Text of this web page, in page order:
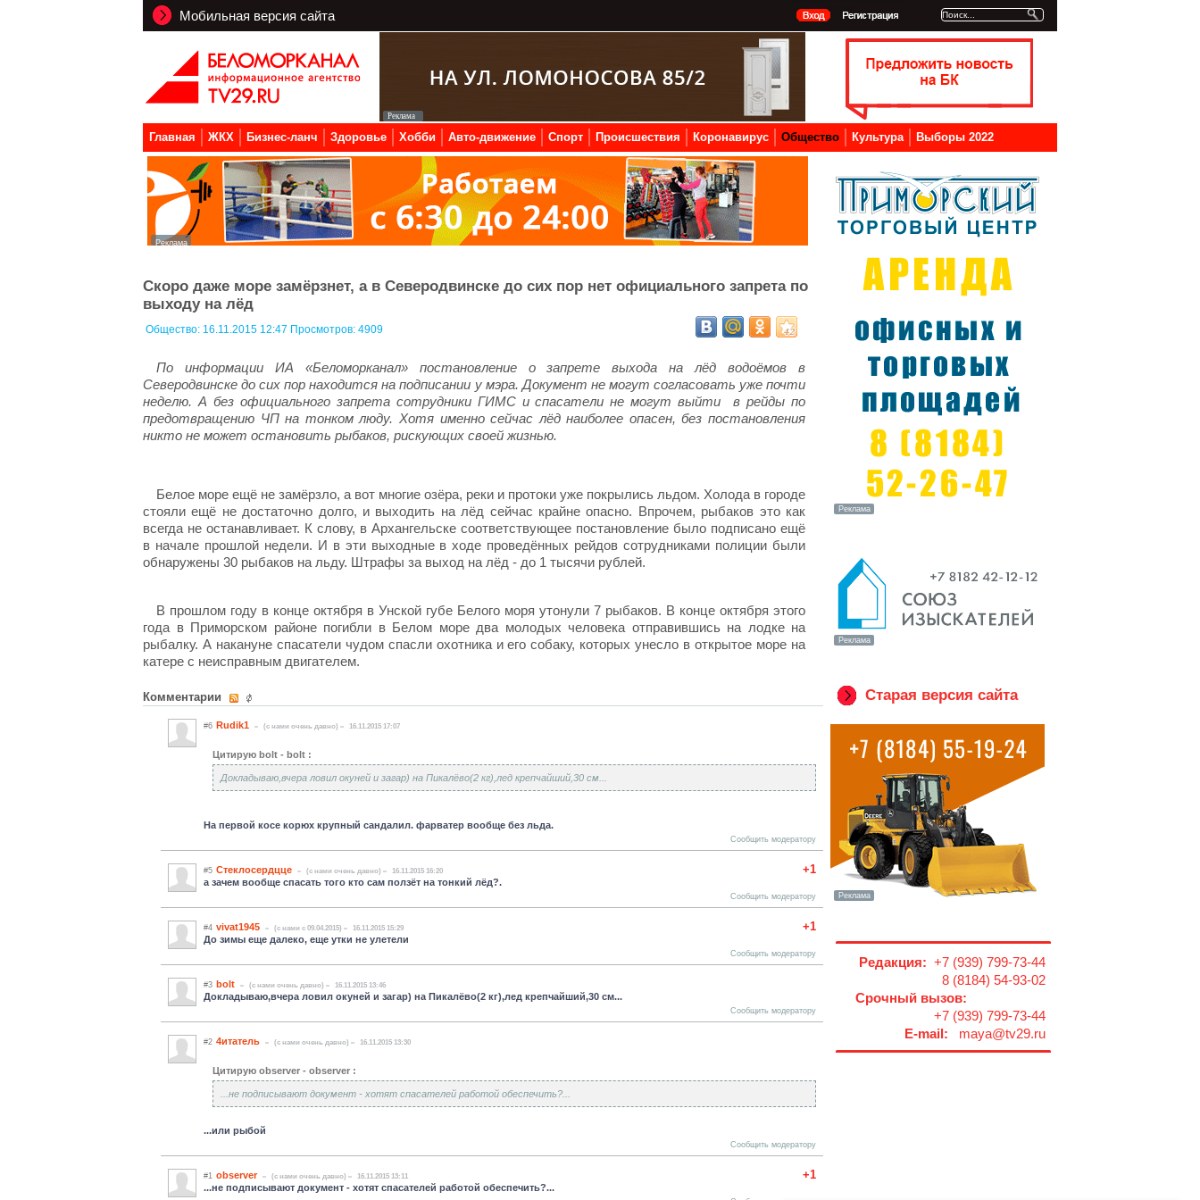
Мобильная версия сайта
Главная ЖКХ Бизнес-ланч Здоровье Хобби Авто-движение Спорт Происшествия Коронавирус Общество Культура Выборы 2022
Скоро даже море замёрзнет, а в Северодвинске до сих пор нет официального запрета по
выходу на лёд
Общество: 16.11.2015 12:47 Просмотров: 4909
По информации ИА «Беломорканал» постановление о запрете выхода на лёд водоёмов в
Северодвинске до сих пор находится на подписании у мэра. Документ не могут согласовать уже почти
неделю. А без официального запрета сотрудники ГИМС и спасатели не могут выйти в рейды по
предотвращению ЧП на тонком люду. Хотя именно сейчас лёд наиболее опасен, без постановления
никто не может остановить рыбаков, рискующих своей жизнью.
Белое море ещё не замёрзло, а вот многие озёра, реки и протоки уже покрылись льдом. Холода в городе
стояли ещё не достаточно долго, и выходить на лёд сейчас крайне опасно. Впрочем, рыбаков это как
всегда не останавливает. К слову, в Архангельске соответствующее постановление было подписано ещё
в начале прошлой недели. И в эти выходные в ходе проведённых рейдов сотрудниками полиции были
обнаружены 30 рыбаков на льду. Штрафы за выход на лёд - до 1 тысячи рублей.
В прошлом году в конце октября в Унской губе Белого моря утонули 7 рыбаков. В конце октября этого
года в Приморском районе погибли в Белом море два молодых человека отправившись на лодке на
рыбалку. А накануне спасатели чудом спасли охотника и его собаку, которых унесло в открытое море на
катере с неисправным двигателем.
Комментарии
#6 Rudik1 (c нами очень давно) 16.11.2015 17:07
Цитирую bolt - bolt :
Докладываю,вчера ловил окуней и загар) на Пикалёво(2 кг),лед крепчайший,30 см...
На первой косе корюх крупный сандалил. фарватер вообще без льда.
Сообщить модератору
+1
#5 Стеклосердцце (c нами очень давно) 16.11.2015 16:20
а зачем вообще спасать того кто сам ползёт на тонкий лёд?.
Сообщить модератору
+1
#4 vivat1945 (c нами с 09.04.2015) 16.11.2015 15:29
До зимы еще далеко, еще утки не улетели
Сообщить модератору
#3 bolt (c нами очень давно) 16.11.2015 13:46
Докладываю,вчера ловил окуней и загар) на Пикалёво(2 кг),лед крепчайший,30 см...
Сообщить модератору
#2 4итатель (c нами очень давно) 16.11.2015 13:30
Цитирую observer - observer :
...не подписывают документ - хотят спасателей работой обеспечить?...
...или рыбой
Сообщить модератору
+1
#1 observer (c нами очень давно) 16.11.2015 13:11
...не подписывают документ - хотят спасателей работой обеспечить?...
Старая версия сайта
Редакция: +7 (939) 799-73-44
8 (8184) 54-93-02
Срочный вызов:
+7 (939) 799-73-44
E-mail: maya@tv29.ru